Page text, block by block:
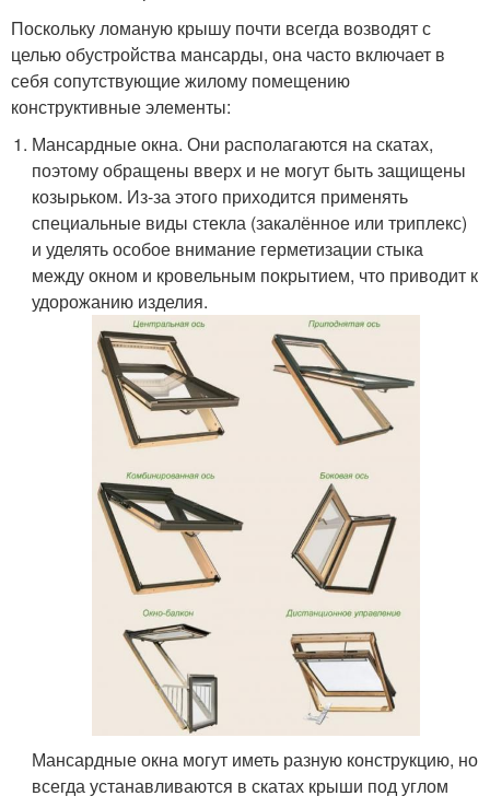
Поскольку ломаную крышу почти всегда возводят с
целью обустройства мансарды, она часто включает в
себя сопутствующие жилому помещению
конструктивные элементы:
Мансардные окна. Они располагаются на скатах,
поэтому обращены вверх и не могут быть защищены
козырьком. Из-за этого приходится применять
специальные виды стекла (закалённое или триплекс)
и уделять особое внимание герметизации стыка
между окном и кровельным покрытием, что приводит к
удорожанию изделия.
Мансардные окна могут иметь разную конструкцию, но
всегда устанавливаются в скатах крыши под углом